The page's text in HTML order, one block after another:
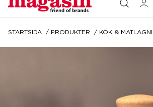
STARTSIDA PRODUKTER KÖK &